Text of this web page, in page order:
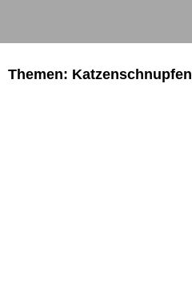
Themen: Katzenschnupfen